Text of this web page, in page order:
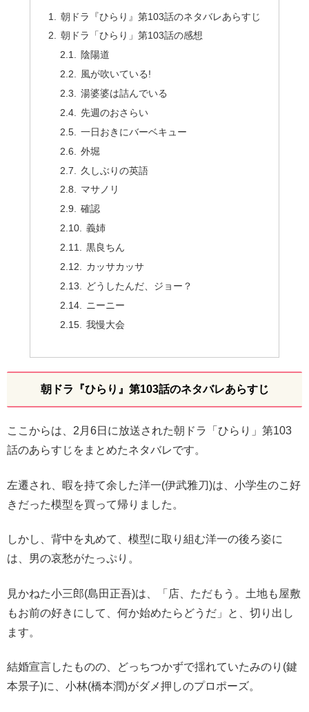
朝ドラ『ひらり』第103話のネタバレあらすじ
朝ドラ「ひらり」第103話の感想
陰陽道
風が吹いている!
湯婆婆は詰んでいる
先週のおさらい
一日おきにバーベキュー
外堀
久しぶりの英語
マサノリ
確認
義姉
黒良ちん
カッサカッサ
どうしたんだ、ジョー？
ニーニー
我慢大会
朝ドラ『ひらり』第103話のネタバレあらすじ
ここからは、2月6日に放送された朝ドラ「ひらり」第103
話のあらすじをまとめたネタバレです。
左遷され、暇を持て余した洋一(伊武雅刀)は、小学生のこ好
きだった模型を買って帰りました。
しかし、背中を丸めて、模型に取り組む洋一の後ろ姿に
は、男の哀愁がたっぷり。
見かねた小三郎(島田正吾)は、「店、ただもう。土地も屋敷
もお前の好きにして、何か始めたらどうだ」と、切り出し
ます。
結婚宣言したものの、どっちつかずで揺れていたみのり(鍵
本景子)に、小林(橋本潤)がダメ押しのプロポーズ。